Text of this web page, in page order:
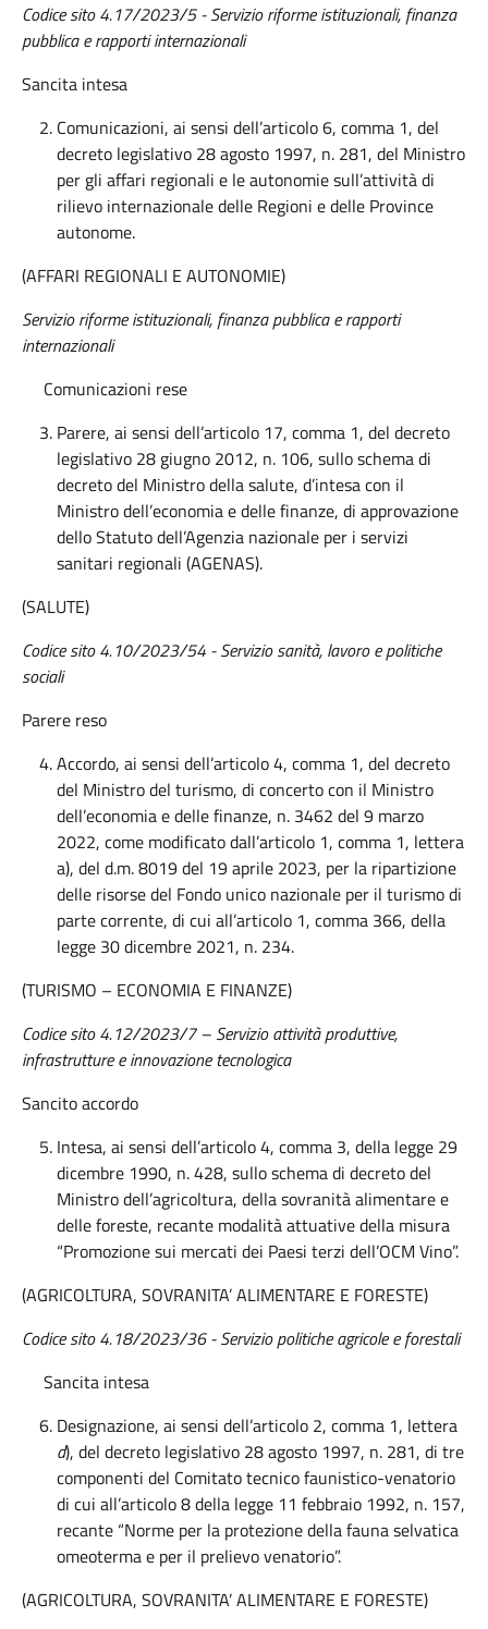
Codice sito 4.17/2023/5 - Servizio riforme istituzionali, finanza
pubblica e rapporti internazionali
Sancita intesa
Comunicazioni, ai sensi dell’articolo 6, comma 1, del
decreto legislativo 28 agosto 1997, n. 281, del Ministro
per gli affari regionali e le autonomie sull’attività di
rilievo internazionale delle Regioni e delle Province
autonome.
(AFFARI REGIONALI E AUTONOMIE)
Servizio riforme istituzionali, finanza pubblica e rapporti
internazionali
Comunicazioni rese
Parere, ai sensi dell’articolo 17, comma 1, del decreto
legislativo 28 giugno 2012, n. 106, sullo schema di
decreto del Ministro della salute, d’intesa con il
Ministro dell’economia e delle finanze, di approvazione
dello Statuto dell’Agenzia nazionale per i servizi
sanitari regionali (AGENAS).
(SALUTE)
Codice sito4.10/2023/54 - Servizio sanità, lavoro e politiche
sociali
Parere reso
Accordo, ai sensi dell’articolo 4, comma 1, del decreto
del Ministro del turismo, di concerto con il Ministro
dell’economia e delle finanze, n. 3462 del 9 marzo
2022, come modificato dall’articolo 1, comma 1, lettera
a), del d.m. 8019 del 19 aprile 2023, per la ripartizione
delle risorse del Fondo unico nazionale per il turismo di
parte corrente, di cui all’articolo 1, comma 366, della
legge 30 dicembre 2021, n. 234.
(TURISMO – ECONOMIA E FINANZE)
Codice sito 4.12/2023/7 – Servizio attività produttive,
infrastrutture e innovazione tecnologica
Sancito accordo
Intesa, ai sensi dell’articolo 4, comma 3, della legge 29
dicembre 1990, n. 428, sullo schema di decreto del
Ministro dell’agricoltura, della sovranità alimentare e
delle foreste, recante modalità attuative della misura
“Promozione sui mercati dei Paesi terzi dell’OCM Vino”.
(AGRICOLTURA, SOVRANITA’ ALIMENTARE E FORESTE)
Codice sito 4.18/2023/36 - Servizio politiche agricole e forestali
Sancita intesa
Designazione, ai sensi dell’articolo 2, comma 1, lettera
d), del decreto legislativo 28 agosto 1997, n. 281, di tre
componenti del Comitato tecnico faunistico-venatorio
di cui all’articolo 8 della legge 11 febbraio 1992, n. 157,
recante “Norme per la protezione della fauna selvatica
omeoterma e per il prelievo venatorio”.
(AGRICOLTURA, SOVRANITA’ ALIMENTARE E FORESTE)